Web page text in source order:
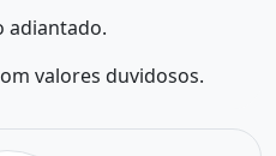
adiantado.
valores duvidosos.